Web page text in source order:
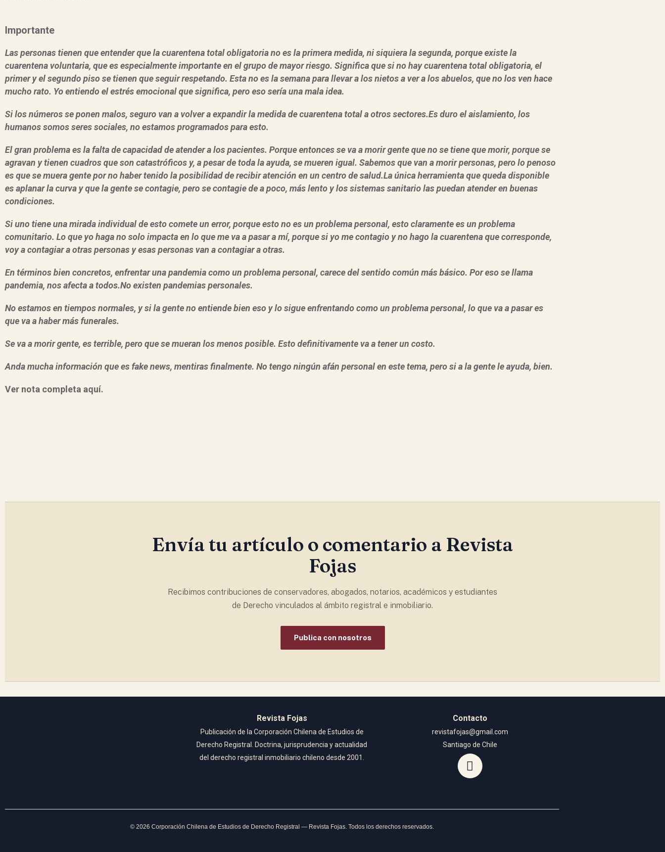
Importante
Las personas tienen que entender que la cuarentena total obligatoria no es la primera medida, ni siquiera la segunda, porque existe la
cuarentena voluntaria, que es especialmente importante en el grupo de mayor riesgo. Significa que si no hay cuarentena total obligatoria, el
primer y el segundo piso se tienen que seguir respetando. Esta no es la semana para llevar a los nietos a ver a los abuelos, que no los ven hace
mucho rato. Yo entiendo el estrés emocional que significa, pero eso sería una mala idea.
Si los números se ponen malos, seguro van a volver a expandir la medida de cuarentena total a otros sectores.Es duro el aislamiento, los
humanos somos seres sociales, no estamos programados para esto.
El gran problema es la falta de capacidad de atender a los pacientes. Porque entonces se va a morir gente que no se tiene que morir, porque se
agravan y tienen cuadros que son catastróficos y, a pesar de toda la ayuda, se mueren igual. Sabemos que van a morir personas, pero lo penoso
es que se muera gente por no haber tenido la posibilidad de recibir atención en un centro de salud.La única herramienta que queda disponible
es aplanar la curva y que la gente se contagie, pero se contagie de a poco, más lento y los sistemas sanitario las puedan atender en buenas
condiciones.
Si uno tiene una mirada individual de esto comete un error, porque esto no es un problema personal, esto claramente es un problema
comunitario. Lo que yo haga no solo impacta en lo que me va a pasar a mí, porque si yo me contagio y no hago la cuarentena que corresponde,
voy a contagiar a otras personas y esas personas van a contagiar a otras.
En términos bien concretos, enfrentar una pandemia como un problema personal, carece del sentido común más básico. Por eso se llama
pandemia, nos afecta a todos.No existen pandemias personales.
No estamos en tiempos normales, y si la gente no entiende bien eso y lo sigue enfrentando como un problema personal, lo que va a pasar es
que va a haber más funerales.
Se va a morir gente, es terrible, pero que se mueran los menos posible. Esto definitivamente va a tener un costo.
Anda mucha información que es fake news, mentiras finalmente. No tengo ningún afán personal en este tema, pero si a la gente le ayuda, bien.
Ver nota completa aquí.
Envía tu artículo o comentario a Revista
Fojas
Recibimos contribuciones de conservadores, abogados, notarios, académicos y estudiantes
de Derecho vinculados al ámbito registral e inmobiliario.
Publica con nosotros
Revista Fojas
Publicación de la Corporación Chilena de Estudios de
Derecho Registral. Doctrina, jurisprudencia y actualidad
del derecho registral inmobiliario chileno desde 2001.
Contacto
revistafojas@gmail.com
Santiago de Chile
© 2026 Corporación Chilena de Estudios de Derecho Registral — Revista Fojas. Todos los derechos reservados.